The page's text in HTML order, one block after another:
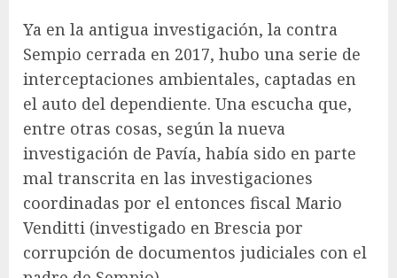
Ya en la antigua investigación, la contra
Sempio cerrada en 2017, hubo una serie de
interceptaciones ambientales, captadas en
el auto del dependiente. Una escucha que,
entre otras cosas, según la nueva
investigación de Pavía, había sido en parte
mal transcrita en las investigaciones
coordinadas por el entonces fiscal Mario
Venditti (investigado en Brescia por
corrupción de documentos judiciales con el